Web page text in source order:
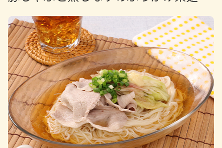
塩…少々
こしょう…少々
【A】
水…100ml
ケチャップ…大さじ3
酒…大さじ1
砂糖…大さじ1